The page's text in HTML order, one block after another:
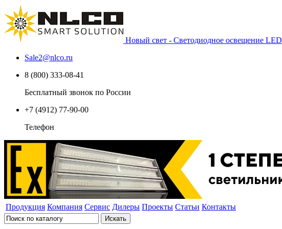
Новый свет - Светодиодное освещение LED
Sale2@nlco.ru
8 (800) 333-08-41
Бесплатный звонок по России
+7 (4912) 77-90-00
Телефон
Продукция Компания Сервис Дилеры Проекты Статьи Контакты